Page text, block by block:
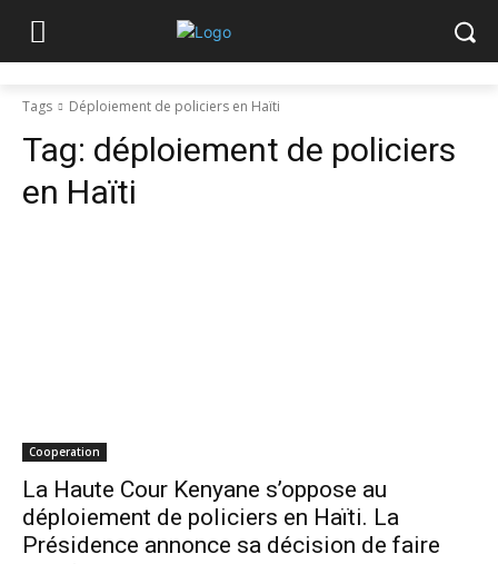
Tags Déploiement de policiers en Haïti
Tag: déploiement de policiers
en Haïti
Cooperation
La Haute Cour Kenyane s’oppose au
déploiement de policiers en Haïti. La
Présidence annonce sa décision de faire